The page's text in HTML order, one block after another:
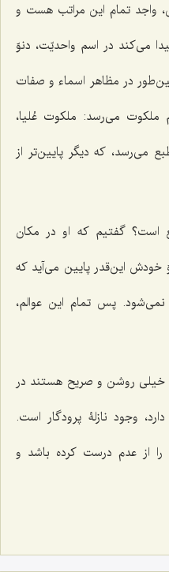
واجد تمام این مراتب هست و
می‌کند در اسم واحدیّت، دنوّ
در مظاهر اسماء و صفات
ملکوت می‌رسد: ملکوت عُلیا،
می‌رسد، که دیگر پایین‌تر از
است؟ گفتیم که او در مکان
این‌قدر پایین می‌آید که
پس تمام این عوالم،
خیلی روشن و صریح هستند در
وجود نازلۀ پرودگار است.
از عدم درست کرده باشد و